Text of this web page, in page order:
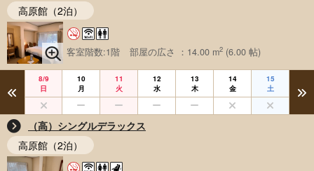
高原館（2泊）
客室階数:1階 部屋の広さ ：14.00 m2 (6.00 帖)
8/9
日
10
月
11
火
12
水
13
木
14
金
15
土
（高）シングルデラックス
高原館（2泊）